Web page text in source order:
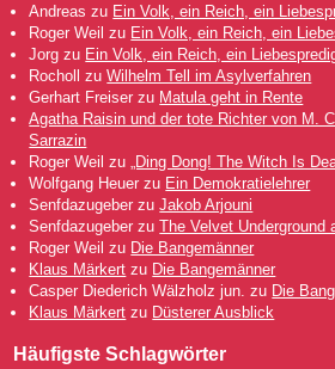
Andreas zu Ein Volk, ein Reich, ein
Roger Weil zu Ein Volk, ein Reich, ein
Jorg zu Ein Volk, ein Reich, ein
Rocholl
zuWilhelm Tell im Asylverfahren
Gerhart Freiser zu Matula geht in Rente
Agatha Raisin und der tote Richter von M.
Sarrazin
Roger Weil zu
„Ding Dong! The Witch Is
Wolfgang Heuer zu Ein Demokratielehrer
Senfdazugeber zuJakob Arjouni
Senfdazugeber zuThe Velvet Underground
Roger Weil zu Die Bangemänner
Klaus Märkert zu Die Bangemänner
Casper Diederich Wälzholz jun. zu Die
Klaus Märkert zu Düsterer Ausblick
Häufigste Schlagwörter